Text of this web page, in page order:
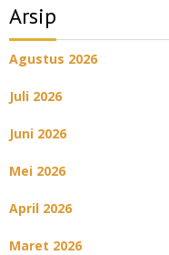
Arsip
Agustus 2026
Juli 2026
Juni 2026
Mei 2026
April 2026
Maret 2026